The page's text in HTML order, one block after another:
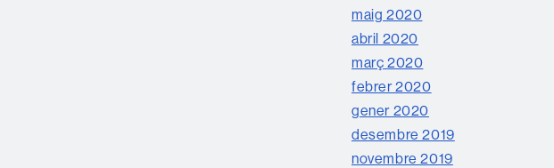
maig 2020
abril 2020
març 2020
febrer 2020
gener 2020
desembre 2019
novembre 2019